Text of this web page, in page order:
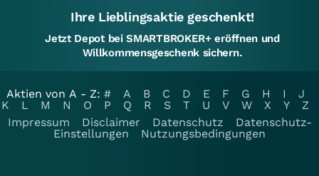
Ihre Lieblingsaktie geschenkt!
Jetzt Depot bei SMARTBROKER+ eröffnen und
Willkommensgeschenk sichern.
Aktien von A - Z: # A B C D E F G H I
J
K
L M N O P Q R S T U V W X Y
Z
Impressum
Disclaimer Datenschutz
Datenschutz-
Einstellungen
Nutzungsbedingungen